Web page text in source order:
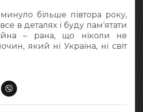
більше півтора року,
в деталях і буду пам’ятати
– рана, що ніколи не
який ні Україна, ні світ